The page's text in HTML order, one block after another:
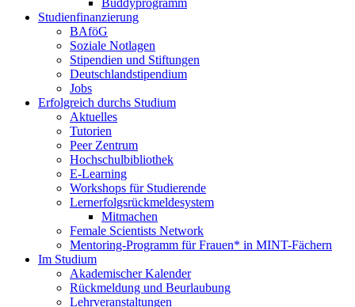
Studienfinanzierung
BAföG
Soziale Notlagen
Stipendien und Stiftungen
Deutschlandstipendium
Jobs
Erfolgreich durchs Studium
Aktuelles
Tutorien
Peer Zentrum
Hochschulbibliothek
E-Learning
Workshops für Studierende
Lernerfolgsrückmeldesystem
Mitmachen
Female Scientists Network
Mentoring-Programm für Frauen* in MINT-Fächern
Im Studium
Akademischer Kalender
Rückmeldung und Beurlaubung
Lehrveranstaltungen